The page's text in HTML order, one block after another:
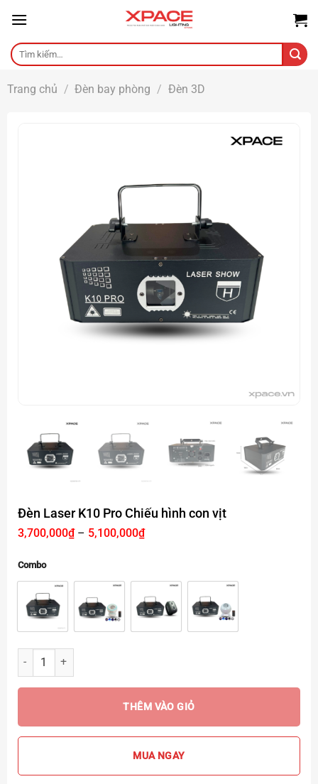
content
Tìm
kiếm:
Trang chủ / Đèn bay phòng / Đèn 3D
Đèn Laser K10 Pro Chiếu hình con vịt
3,700,000₫ – 5,100,000₫Khoảng
giá:
đến
5,100,000₫
Combo
Đèn Laser K10 Pro Chiếu hình con vịt số lượng
THÊM VÀO GIỎ
MUA NGAY